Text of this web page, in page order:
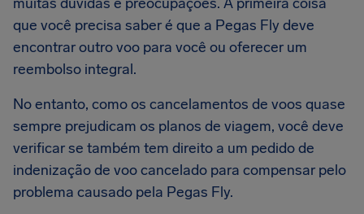
que você precisa saber é que a Pegas Fly deve
encontrar outro voo para você ou oferecer um
reembolso integral.
No entanto, como os cancelamentos de voos quase
sempre prejudicam os planos de viagem, você deve
verificar se também tem direito a um pedido de
indenização de voo cancelado para compensar pelo
problema causado pela Pegas Fly.